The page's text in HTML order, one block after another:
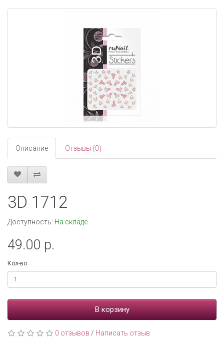
Описание Отзывы (0)
3D 1712
Доступность: На складе
49.00 р.
Кол-во
В корзину
0 отзывов / Написать отзыв